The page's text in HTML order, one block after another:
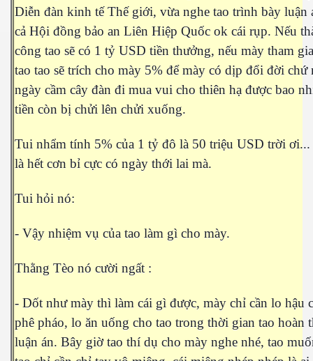
Diễn đàn kinh tế Thế giới, vừa nghe tao trình bày luận
cả Hội đồng bảo an Liên Hiệp Quốc ok cái rụp. Nếu
công tao sẽ có 1 tỷ USD tiền thưởng, nếu mày tham
tao tao sẽ trích cho mày 5% để mày có dịp đổi đời chứ
ngày cầm cây đàn đi mua vui cho thiên hạ được bao
tiền còn bị chửi lên chửi xuống.
Tui nhẩm tính 5% của 1 tỷ đô là 50 triệu USD trời
là hết cơn bỉ cực có ngày thới lai mà.
Tui hỏi nó:
- Vậy nhiệm vụ của tao làm gì cho mày.
Thằng Tèo nó cười ngất :
- Dốt như mày thì làm cái gì được, mày chỉ cần lo hậu
phê pháo, lo ăn uống cho tao trong thời gian tao hoàn
luận án. Bây giờ tao thí dụ cho mày nghe nhé, tao
MPM 3
18.